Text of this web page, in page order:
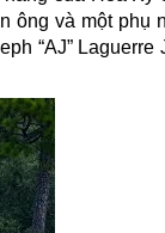
ông và một phụ
“AJ” Laguerre